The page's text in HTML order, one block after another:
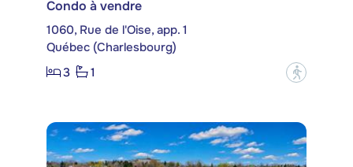
Condo à vendre
1060, Rue de l'Oise, app. 1
Québec (Charlesbourg)
3
1 ?